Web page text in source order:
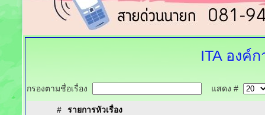
ITA องค์
กรองตามชื่อเรื่อง แสดง #
#
รายการหัวเรื่อง